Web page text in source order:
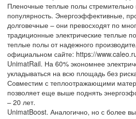
Пленочные теплые полы
популярность. Энергоэффективные,
долговечные – они превосходят по
традиционные электрические теплые
теплые полы от надежного
официальном сайте: https://
UnimatRail. На 60% экономнее
укладываться на всю площадь без
Совместим с теплоотражающими
позволяет еще выше поднять
– 20 лет.
UnimatBoost. Аналогично, но с более